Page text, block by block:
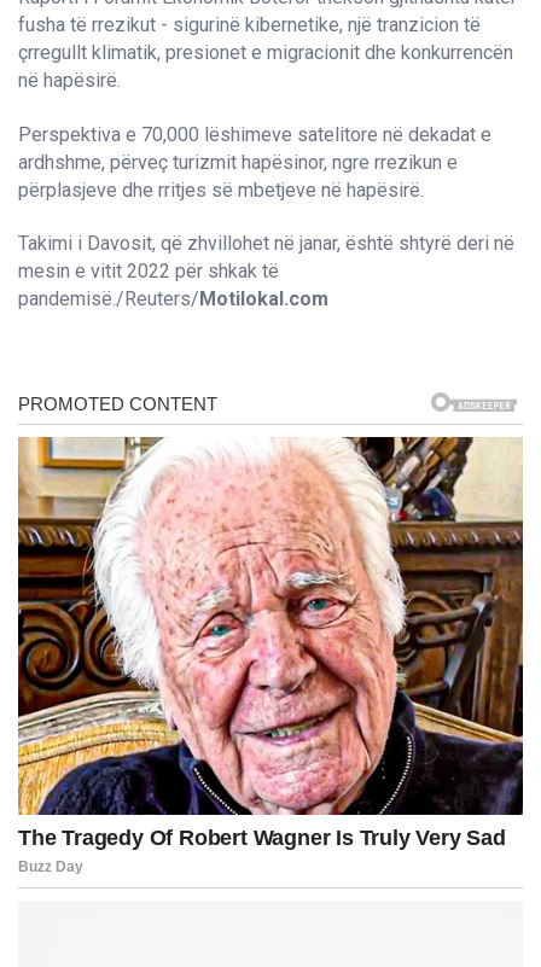
fusha të rrezikut - sigurinë kibernetike, një tranzicion të
çrregullt klimatik, presionet e migracionit dhe konkurrencën
në hapësirë.
Perspektiva e 70,000 lëshimeve satelitore në dekadat e
ardhshme, përveç turizmit hapësinor, ngre rrezikun e
përplasjeve dhe rritjes së mbetjeve në hapësirë.
Takimi i Davosit, që zhvillohet në janar, është shtyrë deri në
mesin e vitit 2022 për shkak të
pandemisë./Reuters/ Motilokal.com